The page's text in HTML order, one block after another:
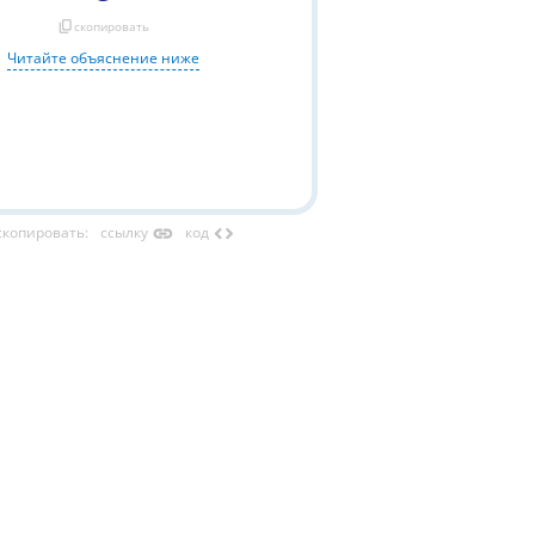
content_copyскопировать
Читайте объяснение ниже
: ссылку link код code